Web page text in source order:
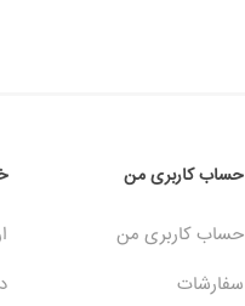
حساب کاربری من
حساب کاربری من
سفارشات